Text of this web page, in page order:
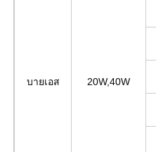
บายเอส 20W,40W